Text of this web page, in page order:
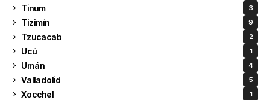
Tinum 3
Tizimín 9
Tzucacab 2
Ucú 1
Umán 4
Valladolid 5
Xocchel 1